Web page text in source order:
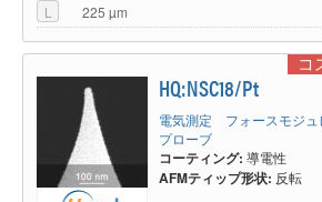
L
225 µm
コ
HQ:NSC18/Pt
電気測定 フォースモジュ
プローブ
コーティング: 導電性
AFMティップ形状: 反転